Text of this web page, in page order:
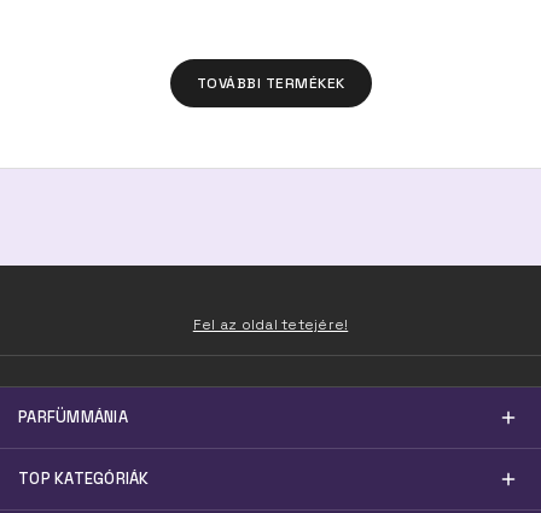
TOVÁBBI TERMÉKEK
Fel az oldal tetejére!
PARFÜMMÁNIA
TOP KATEGÓRIÁK